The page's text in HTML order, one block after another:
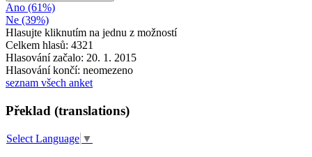
Ano (61%)
Ne (39%)
Hlasujte kliknutím na jednu z možností
Celkem hlasů: 4321
Hlasování začalo: 20. 1. 2015
Hlasování končí: neomezeno
seznam všech anket
Překlad (translations)
Select Language ▼